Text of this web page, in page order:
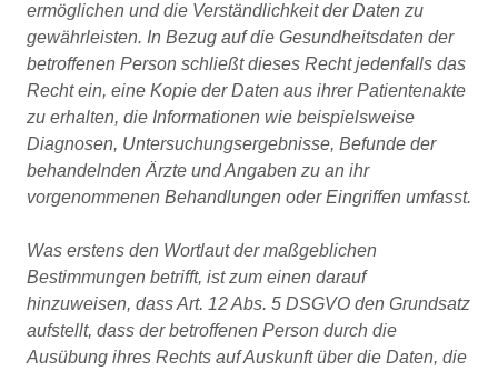
ermöglichen und die Verständlichkeit der Daten zu
gewährleisten. In Bezug auf die Gesundheitsdaten der
betroffenen Person schließt dieses Recht jedenfalls das
Recht ein, eine Kopie der Daten aus ihrer Patientenakte
zu erhalten, die Informationen wie beispielsweise
Diagnosen, Untersuchungsergebnisse, Befunde der
behandelnden Ärzte und Angaben zu an ihr
vorgenommenen Behandlungen oder Eingriffen umfasst.
Was erstens den Wortlaut der maßgeblichen
Bestimmungen betrifft, ist zum einen darauf
hinzuweisen, dass Art. 12 Abs. 5 DSGVO den Grundsatz
aufstellt, dass der betroffenen Person durch die
Ausübung ihres Rechts auf Auskunft über die Daten, die